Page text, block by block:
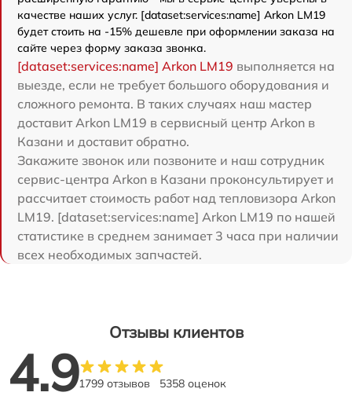
качестве наших услуг. [dataset:services:name] Arkon LM19
будет стоить на -15% дешевле при оформлении заказа на
сайте через форму заказа звонка.
[dataset:services:name] Arkon LM19 выполняется на
выезде, если не требует большого оборудования и
сложного ремонта. В таких случаях наш мастер
доставит Arkon LM19 в сервисный центр Arkon в
Казани и доставит обратно.
Закажите звонок или позвоните и наш сотрудник
сервис-центра Arkon в Казани проконсультирует и
рассчитает стоимость работ над тепловизора Arkon
LM19. [dataset:services:name] Arkon LM19 по нашей
статистике в среднем занимает 3 часа при наличии
всех необходимых запчастей.
Отзывы клиентов
4.91799 отзывов 5358 оценок